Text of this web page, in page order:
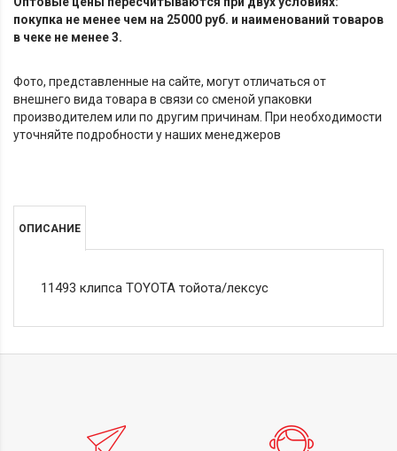
покупка не менее чем на 25000 руб. и наименований товаров
в чеке не менее 3.
Фото, представленные на сайте, могут отличаться от
внешнего вида товара в связи со сменой упаковки
производителем или по другим причинам. При необходимости
уточняйте подробности у наших менеджеров
ОПИСАНИЕ
11493 клипса TOYOTA тойота/лексус